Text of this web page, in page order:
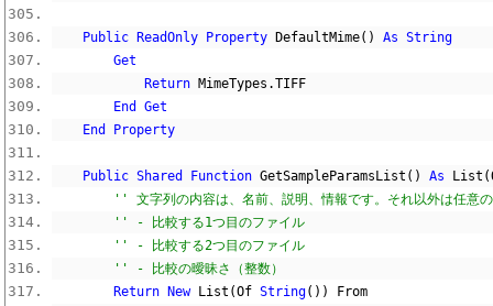
Public ReadOnly Property DefaultMime() As String
Get
Return MimeTypes .TIFF
End
Get
End
Property
Public Shared Function GetSampleParamsList () As List (
'' 文字列の内容は、名前、説明、情報です。それ以外は任意
'' - 比較する1つ目のファイル
'' - 比較する2つ目のファイル
'' - 比較の曖昧さ（整数）
Return
New List (Of String())
From